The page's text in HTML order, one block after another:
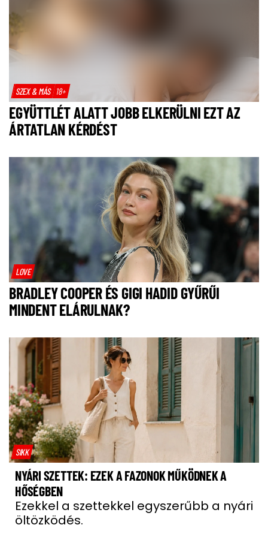
SZEX & MÁS 18+
EGYÜTTLÉT ALATT JOBB ELKERÜLNI EZT AZ
ÁRTATLAN KÉRDÉST
LOVE
BRADLEY COOPER ÉS GIGI HADID GYŰRŰI
MINDENT ELÁRULNAK?
SIKK
NYÁRI SZETTEK: EZEK A FAZONOK MŰKÖDNEK A
HŐSÉGBEN
Ezekkel a szettekkel egyszerűbb a nyári
öltözködés.